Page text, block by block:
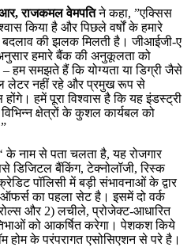
,राजकमल वेमपतिने कहा, ”एक्सिस
किया है और पिछले वर्षों के हमारे
की झलक मिलती है। जीआईजी-ए
हमारे बैंक की अनुकूलता को
हम समझते हैं कि योग्‍यता या डिग्री जैसे
लेटर नहीं रहे और प्रमुख रूप से
हमें पूरा विश्‍वास है कि यह इंडस्‍ट्री
क्षेत्रों के कुशल कार्यबल को
”
‘के नाम से पता चलता है,यह रोजगार
डिजिटल बैंकिंग,टेक्‍नोलॉजी,रिस्‍क
पॉलिसी में बड़ी संभावनाओं के द्वार
का पहला सेट है। इसमें दो वर्क
और 2) लचीले,प्रोजेक्‍ट-आधारित
को आकर्षित करेगा। पेशकश किये
होम के परंपरागत एसोसिएशन से परे है।